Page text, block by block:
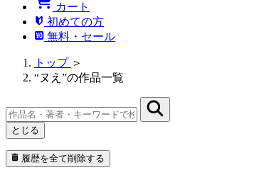
カート
初めての方
無料・セール
トップ ＞
“ヌえ”の作品一覧
とじる
履歴を全て削除する